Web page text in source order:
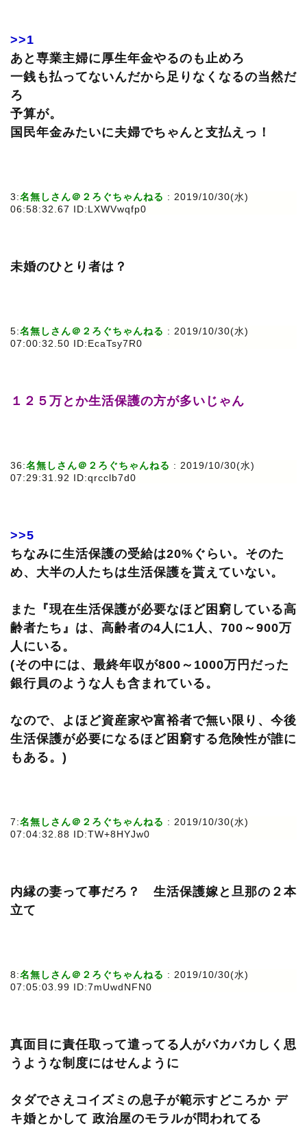
>>1
あと専業主婦に厚生年金やるのも止めろ
一銭も払ってないんだから足りなくなるの当然だ
ろ
予算が。
国民年金みたいに夫婦でちゃんと支払えっ！
3:名無しさん＠２ろぐちゃんねる : 2019/10/30(水)
06:58:32.67 ID:LXWVwqfp0
未婚のひとり者は？
5:名無しさん＠２ろぐちゃんねる : 2019/10/30(水)
07:00:32.50 ID:EcaTsy7R0
１２５万とか生活保護の方が多いじゃん
36:名無しさん＠２ろぐちゃんねる : 2019/10/30(水)
07:29:31.92 ID:qrcclb7d0
>>5
ちなみに生活保護の受給は20%ぐらい。そのた
め、大半の人たちは生活保護を貰えていない。
また『現在生活保護が必要なほど困窮している高
齢者たち』は、高齢者の4人に1人、700～900万
人にいる。
(その中には、最終年収が800～1000万円だった
銀行員のような人も含まれている。
なので、よほど資産家や富裕者で無い限り、今後
生活保護が必要になるほど困窮する危険性が誰に
もある。)
7:名無しさん＠２ろぐちゃんねる : 2019/10/30(水)
07:04:32.88 ID:TW+8HYJw0
内縁の妻って事だろ？ 生活保護嫁と旦那の２本
立て
8:名無しさん＠２ろぐちゃんねる : 2019/10/30(水)
07:05:03.99 ID:7mUwdNFN0
真面目に責任取って遣ってる人がバカバカしく思
うような制度にはせんように
タダでさえコイズミの息子が範示すどころか デ
キ婚とかして 政治屋のモラルが問われてる